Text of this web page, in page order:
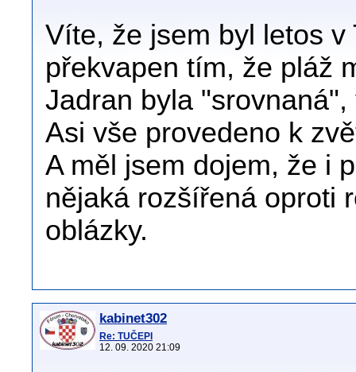
Víte, že jsem byl letos
překvapen tím, že pláž
Jadran byla
Asi vše provedeno k
A měl jsem dojem, že i
nějaká rozšířená oproti
oblázky.
kabinet302
Re: TUČEPI
12. 09. 2020 21:09